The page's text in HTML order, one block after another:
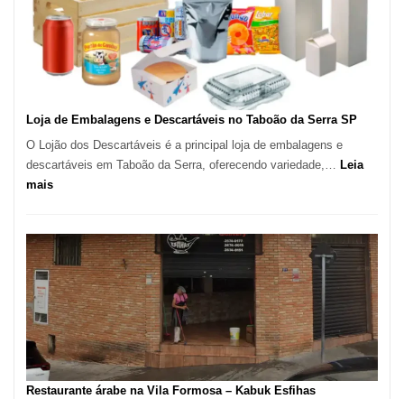
Loja de Embalagens e Descartáveis no Taboão da Serra SP
O Lojão dos Descartáveis é a principal loja de embalagens e
descartáveis em Taboão da Serra, oferecendo variedade,… Leia
mais:
Embalagens
e
Descartáveis
no
Taboão
da
Serra
SP
Restaurante árabe na Vila Formosa – Kabuk Esfihas